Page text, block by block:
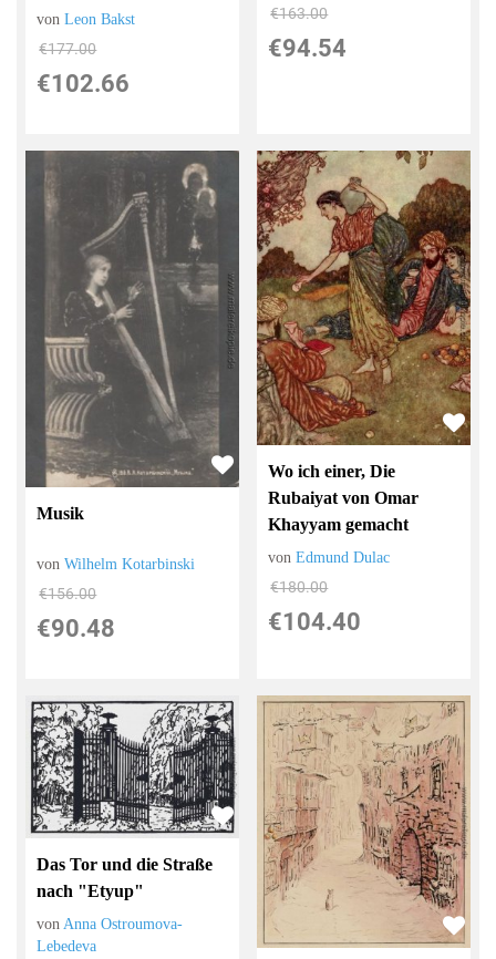
vonLeon Bakst
€177.00
€102.66
€163.00
€94.54
Musik
vonWilhelm Kotarbinski
€156.00
€90.48
Wo ich einer, Die
Rubaiyat von Omar
Khayyam gemacht
vonEdmund Dulac
€180.00
€104.40
Das Tor und die Straße
nach "Etyup"
von Anna Ostroumova-
Lebedeva